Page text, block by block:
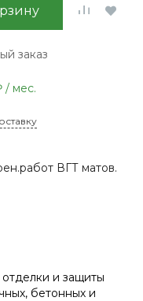
заказ
/ мес.
ВГТ матов.
и защиты
бетонных и